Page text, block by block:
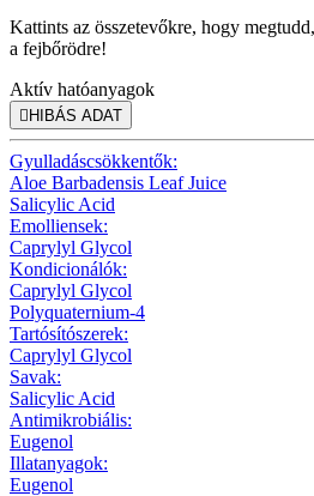
Kattints az összetevőkre, hogy
a fejbőrödre!
Aktív hatóanyagok
HIBÁS ADAT
Gyulladáscsökkentők:
Aloe Barbadensis Leaf Juice
Salicylic Acid
Emolliensek:
Caprylyl Glycol
Kondicionálók:
Caprylyl Glycol
Polyquaternium-4
Tartósítószerek:
Caprylyl Glycol
Savak:
Salicylic Acid
Antimikrobiális:
Eugenol
Illatanyagok:
Eugenol